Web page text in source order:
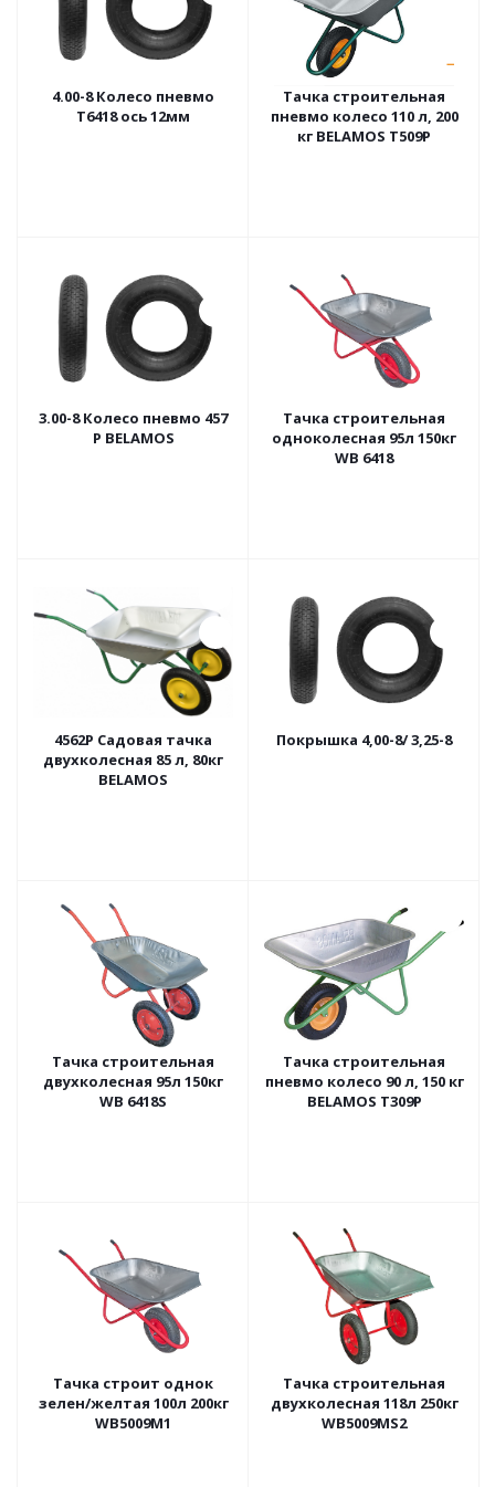
4.00-8 Колесо пневмо
Т6418 ось 12мм
Тачка строительная
пневмо колесо 110 л, 200
кг BELAMOS Т509Р
3.00-8 Колесо пневмо 457
Р BELAMOS
Тачка строительная
одноколесная 95л 150кг
WB 6418
4562Р Садовая тачка
двухколесная 85 л, 80кг
BELAMOS
Покрышка 4,00-8/ 3,25-8
Тачка строительная
двухколесная 95л 150кг
WB 6418S
Тачка строительная
пневмо колесо 90 л, 150 кг
BELAMOS Т309Р
Тачка строит однок
зелен/желтая 100л 200кг
WB5009M1
Тачка строительная
двухколесная 118л 250кг
WB5009MS2